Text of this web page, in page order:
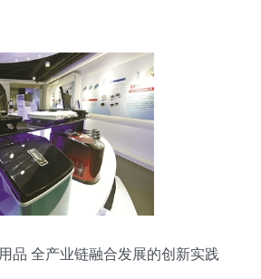
品 全产业链融合发展的创新实践